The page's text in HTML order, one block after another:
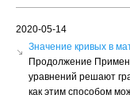
2020-05-14
Значение кривых в
Продолжение
уравнений решают
как этим способом